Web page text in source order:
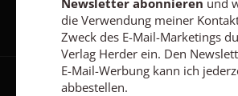
AGB und Widerrufsbelehrung
Newsletter abonnieren und
die Verwendung meiner
Zweck des E-Mail-Marketings
Verlag Herder ein. Den
E-Mail-Werbung kann ich
abbestellen.